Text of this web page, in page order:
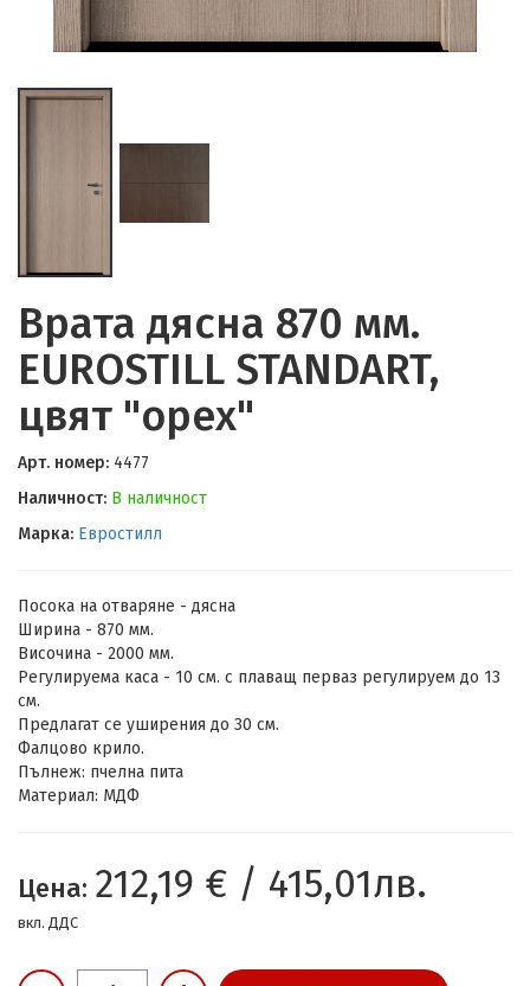
Врата дясна 870 мм.
EUROSTILL STANDART,
цвят "орех"
Арт. номер: 4477
Наличност: В наличност
Марка: Евростилл
Посока на отваряне - дясна
Ширина - 870 мм.
Височина - 2000 мм.
Регулируема каса - 10 см. с плаващ перваз регулируем до 13
см.
Предлагат се уширения до 30 см.
Фалцово крило.
Пълнеж: пчелна пита
Материал: МДФ
Цена: 212,19 € / 415,01лв.
вкл. ДДС